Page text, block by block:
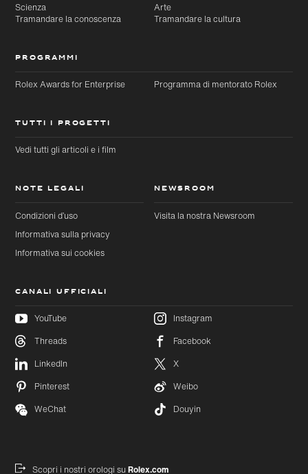
Passa al
contenuto
principale
Passa
al
Scienza
Tramandare la conoscenza
Arte
Tramandare la cultura
PROGRAMMI
Rolex Awards for Enterprise Programma di mentorato Rolex
TUTTI I PROGETTI
Vedi tutti gli articoli e i film
NOTE LEGALI
Condizioni d’uso
Informativa sulla privacy
Informativa sui cookies
NEWSROOM
Visita la nostra Newsroom
CANALI UFFICIALI
YouTube
Instagram
Threads
Facebook
LinkedIn
X
Pinterest
Weibo
WeChat
Douyin
Scopri i nostri orologi suRolex.com